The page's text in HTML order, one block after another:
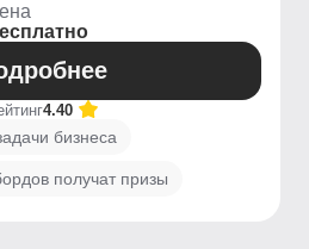
4.40
бизнеса
получат призы